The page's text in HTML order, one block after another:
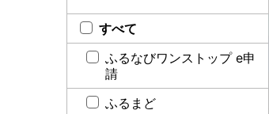
すべて
ふるなびワンストップ e申
請
ふるまど